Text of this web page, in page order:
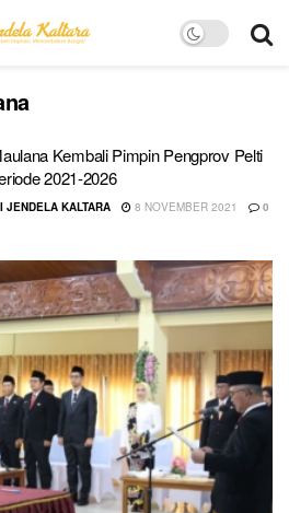
Kembali Pimpin Pengprov Pelti
2021-2026
JENDELA KALTARA 8 NOVEMBER 2021 0